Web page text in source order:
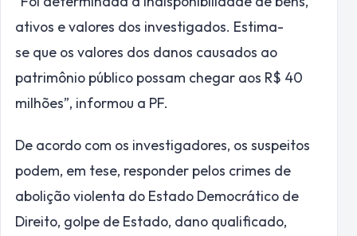
ativos e valores dos investigados. Estima-
se que os valores dos danos causados ao
patrimônio público possam chegar aos R$ 40
milhões”, informou a PF.
De acordo com os investigadores, os suspeitos
podem, em tese, responder pelos crimes de
abolição violenta do Estado Democrático de
Direito, golpe de Estado, dano qualificado,